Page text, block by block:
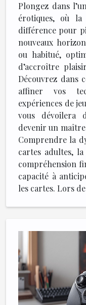
Plongez dans
érotiques, où
différence pour
nouveaux
ou habitué,
d’accroître
Découvrez dans
affiner vos
expériences de
vous dévoilera
devenir un
Comprendre la
cartes adultes,
compréhension
capacité à
les cartes. Lors